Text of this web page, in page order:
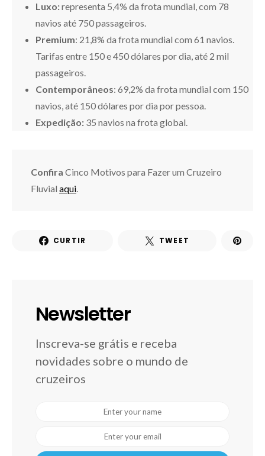
Luxo:representa 5,4% da frota mundial, com 78
navios até 750 passageiros.
Premium: 21,8% da frota mundial com 61 navios.
Tarifas entre 150 e 450 dólares por dia, até 2 mil
passageiros.
Contemporâneos: 69,2% da frota mundial com 150
navios, até 150 dólares por dia por pessoa.
Expedição: 35 navios na frota global.
Confira Cinco Motivos para Fazer um Cruzeiro
Fluvial aqui.
CURTIR TWEET
Newsletter
Inscreva-se grátis e receba
novidades sobre o mundo de
cruzeiros